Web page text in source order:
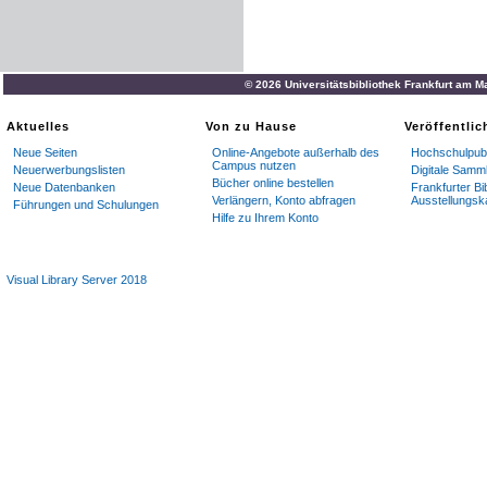
© 2026 Universitätsbibliothek Frankfurt am
Aktuelles
Neue Seiten
Neuerwerbungslisten
Neue Datenbanken
Führungen und Schulungen
Von zu Hause
Online-Angebote außerhalb des
Campus nutzen
Bücher online bestellen
Verlängern, Konto abfragen
Hilfe zu Ihrem Konto
Digitale
Frankfurter
Visual Library Server 2018